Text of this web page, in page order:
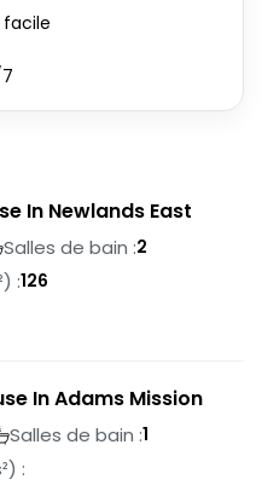
facile
In Newlands East
Salles de bain :2
:126
In Adams Mission
Salles de bain :1
: